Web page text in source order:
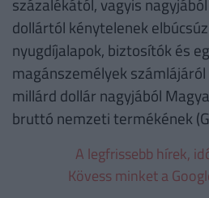
dollártól kénytelenek
nyugdíjalapok, biztosítók és
magánszemélyek
millárd dollár nagyjából
bruttó nemzeti termékének
A legfrissebb hírek,
Kövess minket a